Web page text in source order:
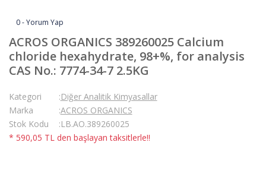
0 - Yorum Yap
ACROS ORGANICS 389260025 Calcium
chloride hexahydrate, 98+%, for analysis
CAS No.: 7774-34-7 2.5KG
Kategori
Diğer Analitik Kimyasallar
Marka
ACROS ORGANICS
Stok Kodu
LB.AO.389260025
* 590,05 TL den başlayan taksitlerle!!